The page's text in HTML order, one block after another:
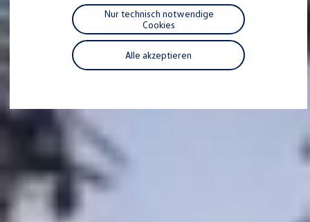
Räder und Reifen
Pannen- und Unfallhilfe
Economy Service
Volkswagen Teile
Zubehör
Modellspezifisches Zubehör
Entertainment und Elektronik
Individualisieren
Wallbox und Ladekabel
Digitale Extras
Dienste für Ihr Modell finden
Volkswagen Apps, Login und Shop
Handy und Fahrzeug verbinden
Updates für Software, Karten und Radio
Über Ihr Auto
Alle akzeptieren
Nur technisch notwendige
Cookies